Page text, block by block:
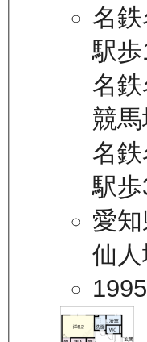
名
駅
名
競
名
駅
愛
仙